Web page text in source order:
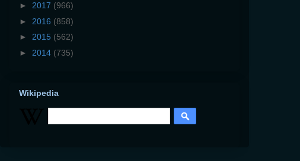
► 2017 (966)
► 2016 (858)
► 2015 (562)
► 2014 (735)
Wikipedia